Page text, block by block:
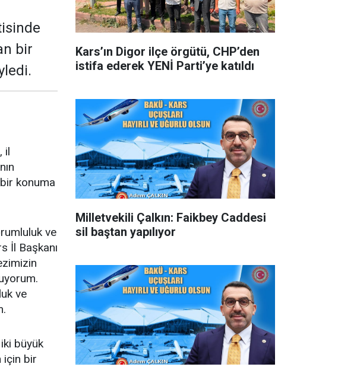
bir
il
konuma
ve
İl Başkanı
ve
büyük
için bir
Kars’ın Digor ilçe örgütü, CHP’den
istifa ederek YENİ Parti’ye katıldı
Milletvekili Çalkın: Faikbey Caddesi
sil baştan yapılıyor